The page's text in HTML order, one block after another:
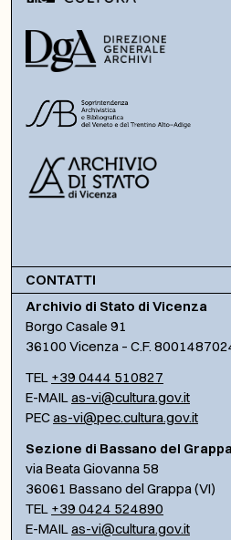
CONTATTI
Archivio di Stato di Vicenza
Borgo Casale 91
36100 Vicenza – C.F.
TEL +39 0444 510827
E-MAILas-vi@cultura.gov.it
PECas-vi@pec.cultura.gov.it
Sezione di Bassano del
via Beata Giovanna 58
36061 Bassano del Grappa (VI)
TEL +39 0424 524890
E-MAILas-vi@cultura.gov.it